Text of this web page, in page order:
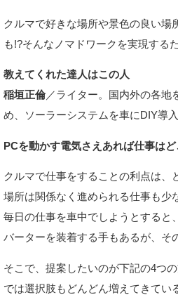
クルマで好きな場所や景色の良い
も!?そんなノマドワークを実現する
教えてくれた達人はこの人
稲垣正倫／ライター。国内外の各地
め、ソーラーシステムを車にDIY導入
PCを動かす電気さえあれば仕事はど
クルマで仕事をすることの利点は、
場所は関係なく進められる仕事も少
毎日の仕事を車中でしようとすると
バーターを装着する手もあるが、そ
そこで、提案したいのが下記の4つ
では選択肢もどんどん増えてきてい